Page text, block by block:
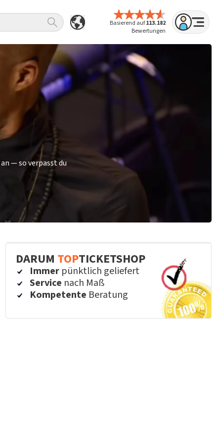
Basierend auf113.182
Bewertungen
— so verpasst du
DARUM TOPTICKETSHOP
Immer pünktlich geliefert
Service nach Maß
Kompetente Beratung